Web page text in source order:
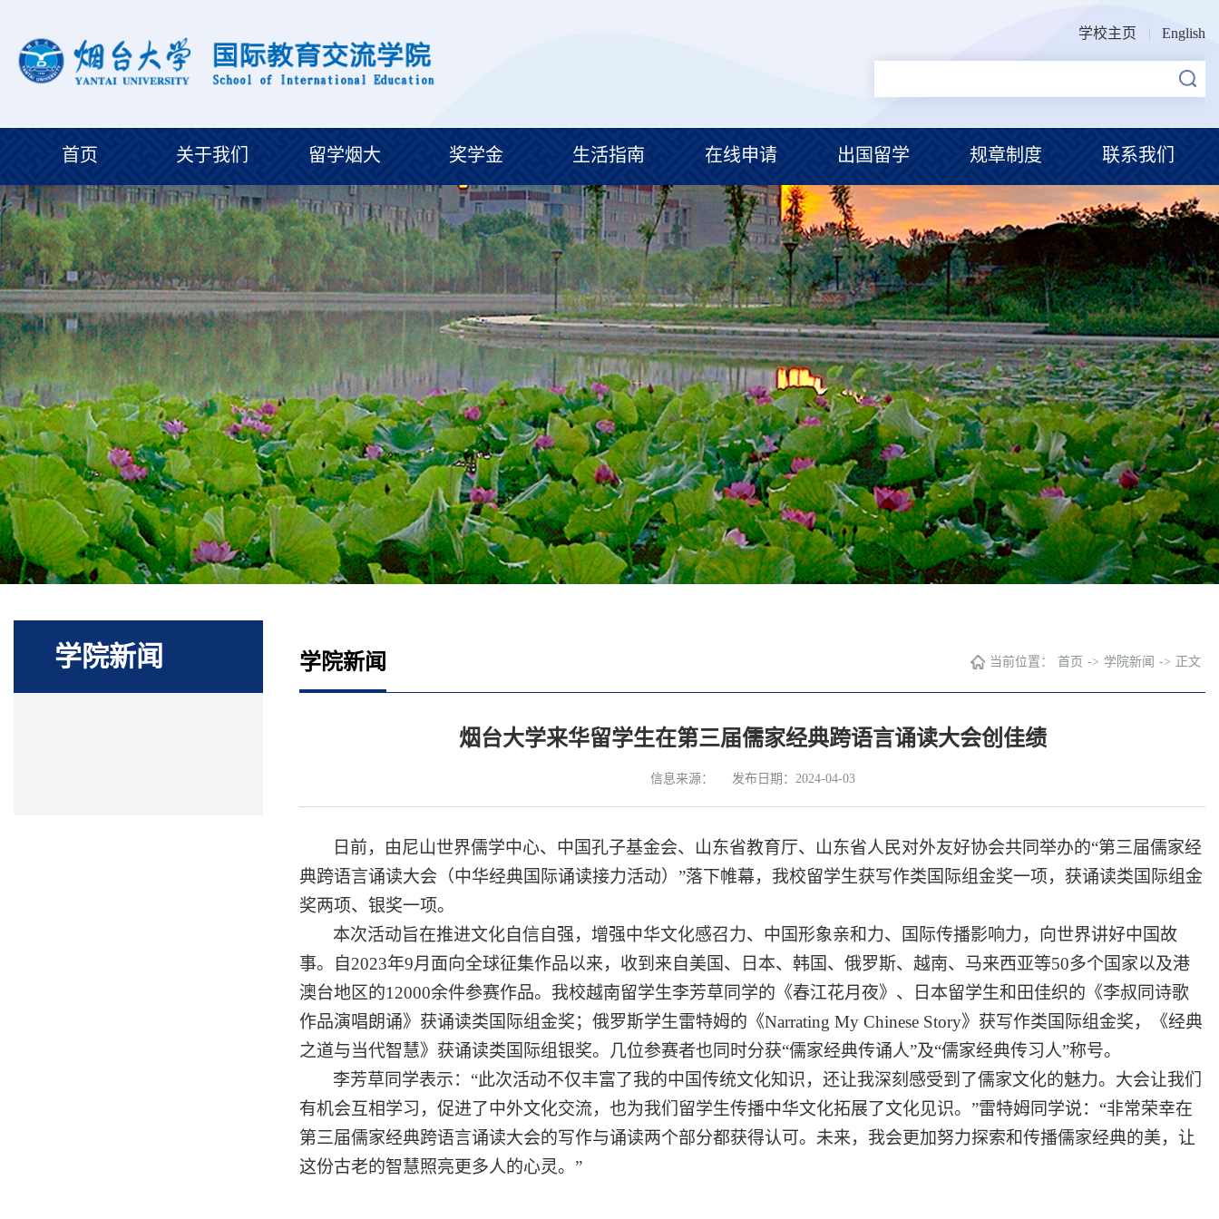
学校主页 English
首页 关于我们 留学烟大 奖学金 生活指南 在线申请 出国留学 规章制度 联系我们
学院新闻 学院新闻 当前位置： 首页 -> 学院新闻 -> 正文
烟台大学来华留学生在第三届儒家经典跨语言诵读大会创佳绩
信息来源： 发布日期：2024-04-03
日前， 由尼山世界儒学中心、中国孔子基金会、山东省教育厅、山东省人民对外友好协会共同举办的“第三届儒家经
典跨语言诵读大会（中华经典国际诵读接力活动）”落下帷幕，我校留学生获写作类国际组金奖一项， 获诵读类国际组金
奖两项、银奖一项。
本次活动旨在推进文化自信自强，增强中华文化感召力、中国形象亲和力、国际传播影响力，向世界讲好中国故
事。 自2023年9月面向全球征集作品以来，收到来自美国、日本、韩国、俄罗斯、越南、马来西亚等50多个国家以及港
澳台地区的12000余件参赛作品。我校越南留学生李芳草同学的 《春江花月夜》、 日本留学生和田佳织的 《李叔同诗歌
作品演唱朗诵》获诵读类国际组金奖；俄罗斯学生雷特姆的《Narrating My Chinese Story》获写作类国际组金奖，《经典
之道与当代智慧》获诵读类国际组银奖。几位参赛者也同时分获“儒家经典传诵人”及“儒家经典传习人”称号。
李芳草同学表示： “此次活动不仅丰富了我的中国传统文化知识，还让我深刻感受到了儒家文化的魅力。大会让我们
有机会互相学习，促进了中外文化交流，也为我们留学生传播中华文化拓展了文化见识。”雷特姆同学说： “非常荣幸在
第三届儒家经典跨语言诵读大会的写作与诵读两个部分都获得认可。未来，我会更加努力探索和传播儒家经典的美，让
这份古老的智慧照亮更多人的心灵。”